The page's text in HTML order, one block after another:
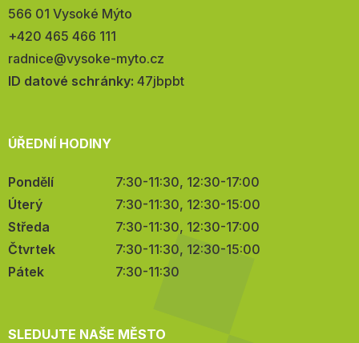
566 01 Vysoké Mýto
Telefon:
+420 465 466 111
E-
mail:
radnice@vysoke-myto.cz
ID datové schránky: 47jbpbt
ÚŘEDNÍ HODINY
Pondělí
7:30-11:30, 12:30-17:00
Úterý
7:30-11:30, 12:30-15:00
Středa
7:30-11:30, 12:30-17:00
Čtvrtek
7:30-11:30, 12:30-15:00
Pátek
7:30-11:30
SLEDUJTE NAŠE MĚSTO